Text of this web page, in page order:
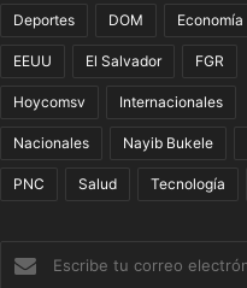
Deportes DOM Economía
EEUU El Salvador FGR
Hoycomsv Internacionales
Nacionales Nayib Bukele
PNC Salud Tecnología
Escribe
tu